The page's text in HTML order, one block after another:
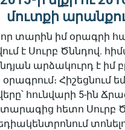
մուտքի
տարին իմ օրագրի
է Սուրբ Ծննդով.
արձակուրդ է իմ
օրագրում։ Հիշեցնում
հունվարի 5-ին
հետո Սուրբ